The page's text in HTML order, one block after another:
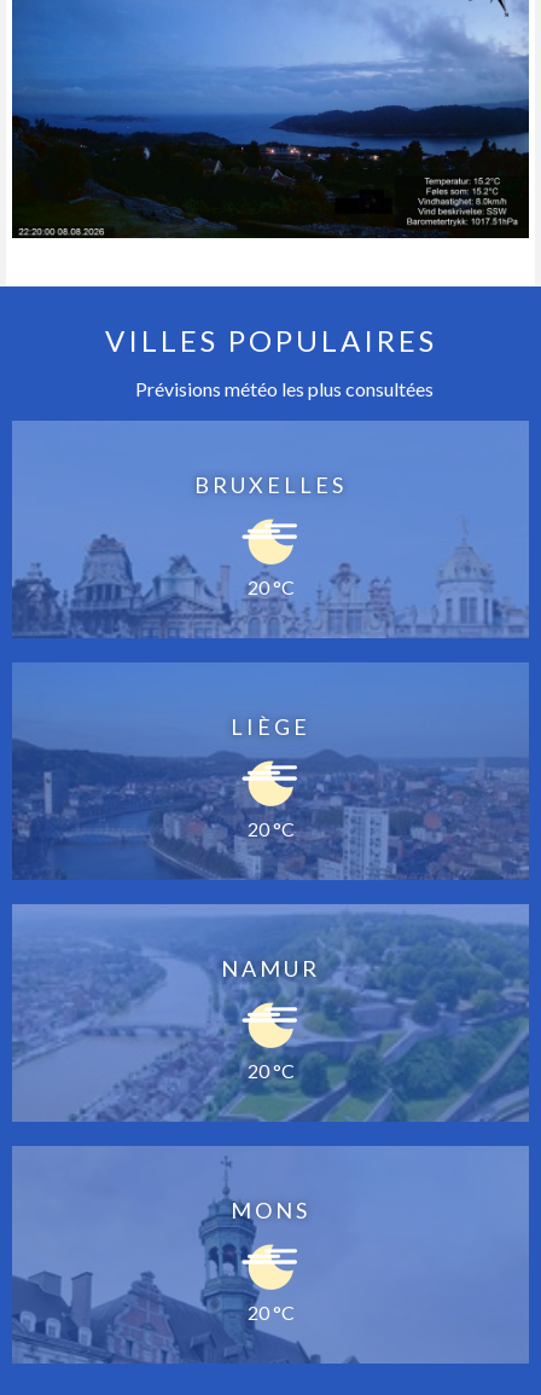
VILLES POPULAIRES
Prévisions météo les plus consultées
BRUXELLES
20 °C
LIÈGE
20 °C
NAMUR
20 °C
MONS
20 °C